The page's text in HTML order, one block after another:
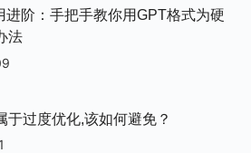
进阶：手把手教你用GPT格式为硬
法
于过度优化,该如何避免？